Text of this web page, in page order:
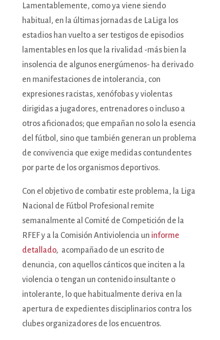
Lamentablemente, como ya viene siendo
habitual, en la últimas jornadas de LaLiga los
estadios han vuelto a ser testigos de episodios
lamentables en los que la rivalidad -más bien la
insolencia de algunos energúmenos- ha derivado
en manifestaciones de intolerancia, con
expresiones racistas, xenófobas y violentas
dirigidas a jugadores, entrenadores o incluso a
otros aficionados; que empañan no solo la esencia
del fútbol, sino que también generan un problema
de convivencia que exige medidas contundentes
por parte de los organismos deportivos.
Con el objetivo de combatir este problema, la Liga
Nacional de Fútbol Profesional remite
semanalmente al Comité de Competición de la
RFEF y a la Comisión Antiviolencia un informe
detallado, acompañado de un escrito de
denuncia, con aquellos cánticos que inciten a la
violencia o tengan un contenido insultante o
intolerante, lo que habitualmente deriva en la
apertura de expedientes disciplinarios contra los
clubes organizadores de los encuentros.